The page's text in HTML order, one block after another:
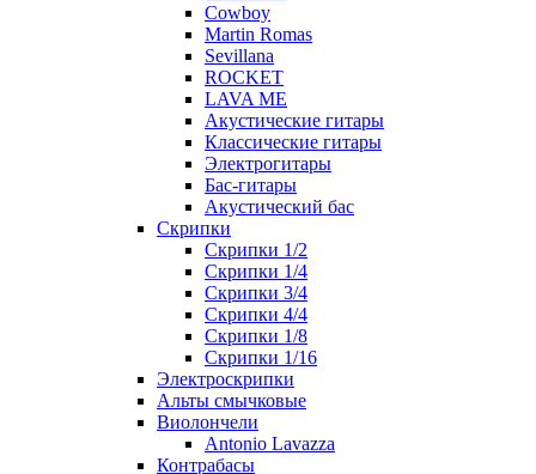
Cowboy
Martin Romas
Sevillana
ROCKET
LAVA ME
Акустические гитары
Классические гитары
Электрогитары
Бас-гитары
Акустический бас
Скрипки
Скрипки 1/2
Скрипки 1/4
Скрипки 3/4
Скрипки 4/4
Скрипки 1/8
Скрипки 1/16
Электроскрипки
Альты смычковые
Виолончели
Antonio Lavazza
Контрабасы